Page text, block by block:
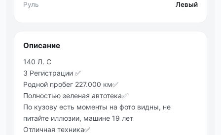
Руль Левый
Описание
140 Л. С
3 Регистрации ✅
Родной пробег 227.000 км✅
Полностью зеленая автотека✅
По кузову есть моменты на фото видны, не
питайте иллюзии, машине 19 лет
Отличная техника✅